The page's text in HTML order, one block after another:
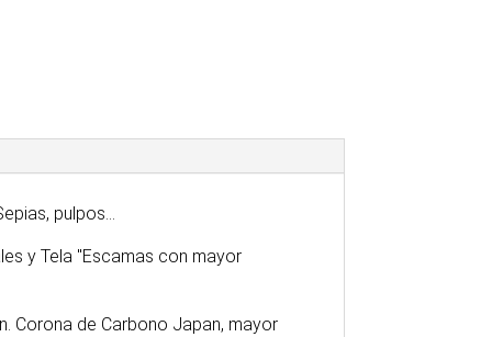
pulpos...
y Tela "Escamas con mayor
Corona de Carbono Japan, mayor